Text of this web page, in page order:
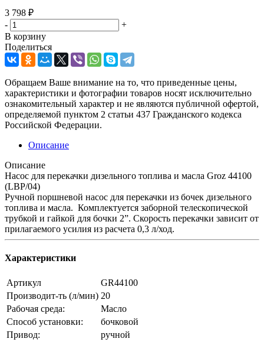
3 798 ₽
-
+
В корзину
Поделиться
Обращаем Ваше внимание на то, что приведенные цены,
характеристики и фотографии товаров носят исключительно
ознакомительный характер и не являются публичной офертой,
определяемой пунктом 2 статьи 437 Гражданского кодекса
Российской Федерации.
Описание
Описание
Насос для перекачки дизельного топлива и масла Groz 44100
(LBP/04)
Ручной поршневой насос для перекачки из бочек дизельного
топлива и масла. Комплектуется заборной телескопической
трубкой и гайкой для бочки 2”. Скорость перекачки зависит от
прилагаемого усилия из расчета 0,3 л/ход.
Характеристики
Артикул
GR44100
Производит-ть (л/мин) 20
Рабочая среда:
Масло
Способ установки:
бочковой
Привод:
ручной